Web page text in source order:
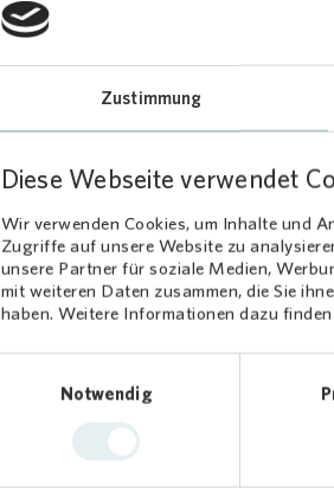
Zustimmung
Diese Webseite verwendet
Wir verwenden Cookies, um Inhalte und
Zugriffe auf unsere Website zu
unsere Partner für soziale Medien,
mit weiteren Daten zusammen, die Sie
haben. Weitere Informationen dazu finden
Notwendig
Viele
Die Aktion lebte
KolorCubes
Dynamo Windrad
Mit dabei war auch
Stadtteilarbeit in
Malaktion tatkräftig
im Quartier
Mehr